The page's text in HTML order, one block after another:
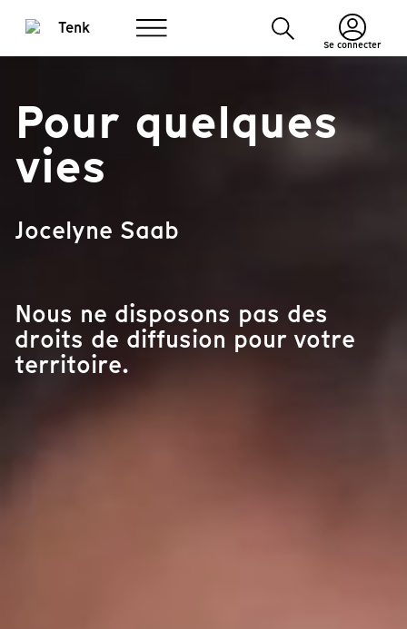
Se connecter
Pour quelques
vies
Jocelyne Saab
Nous ne disposons pas des
droits de diffusion pour votre
territoire.